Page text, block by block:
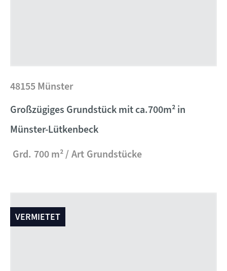
48155 Münster
Großzügiges Grundstück mit ca.700m² in
Münster-Lütkenbeck
Grd. 700 m² Art Grundstücke
VERMIETET